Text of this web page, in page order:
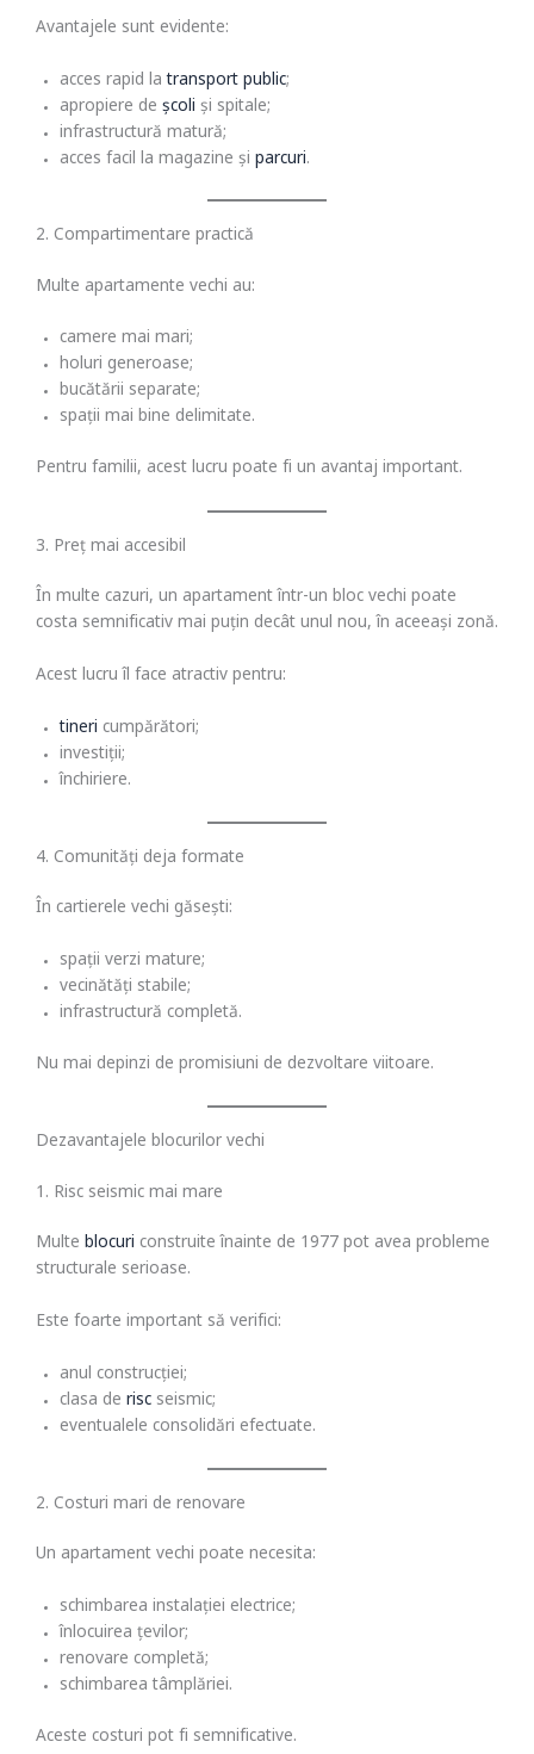
Avantajele sunt evidente:
acces rapid latransport public;
apropiere de școli și spitale;
infrastructură matură;
acces facil la magazine și parcuri.
2. Compartimentare practică
Multe apartamente vechi au:
camere mai mari;
holuri generoase;
bucătării separate;
spații mai bine delimitate.
Pentru familii, acest lucru poate fi un avantaj important.
3. Preț mai accesibil
În multe cazuri, un apartament într-un bloc vechi poate
costa semnificativ mai puțin decât unul nou, în aceeași zonă.
Acest lucru îl face atractiv pentru:
tineri cumpărători;
investiții;
închiriere.
4. Comunități deja formate
În cartierele vechi găsești:
spații verzi mature;
vecinătăți stabile;
infrastructură completă.
Nu mai depinzi de promisiuni de dezvoltare viitoare.
Dezavantajele blocurilor vechi
1. Risc seismic mai mare
Multe blocuri construite înainte de 1977 pot avea probleme
structurale serioase.
Este foarte important să verifici:
anul construcției;
clasa de risc seismic;
eventualele consolidări efectuate.
2. Costuri mari de renovare
Un apartament vechi poate necesita:
schimbarea instalației electrice;
înlocuirea țevilor;
renovare completă;
schimbarea tâmplăriei.
Aceste costuri pot fi semnificative.